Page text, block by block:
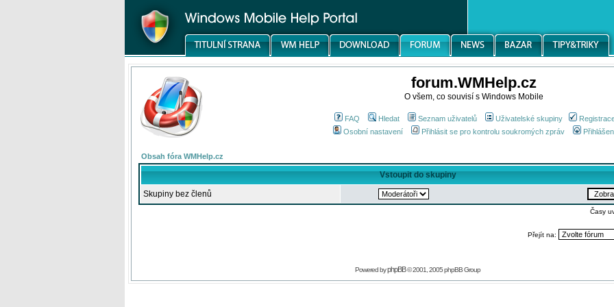
forum.WMHelp.cz
O všem, co souvisí s Windows Mobile
FAQ Hledat Seznam uživatelů Uživatelské skupiny
Osobní nastavení
Přihlásit se pro kontrolu soukromých zpráv
Obsah fóra WMHelp.cz
Vstoupit do skupiny
Skupiny bez členů
Časy
Přejít na:
Powered byphpBB© 2001, 2005 phpBB Group